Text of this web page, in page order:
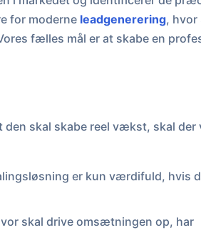
for moderne leadgenerering, hvor
fælles mål er at skabe en
skal skabe reel vækst, skal
er kun værdifuld, hvis
skal drive omsætningen op, har